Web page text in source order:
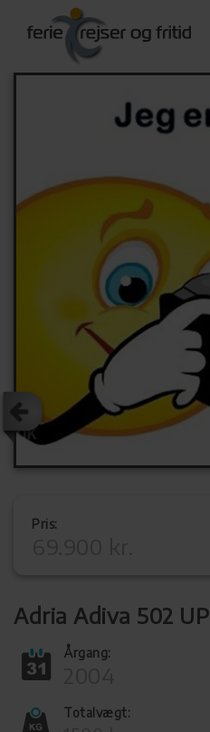
Pris:
Adria Adiva 502 UP
Årgang:
Totalvægt: